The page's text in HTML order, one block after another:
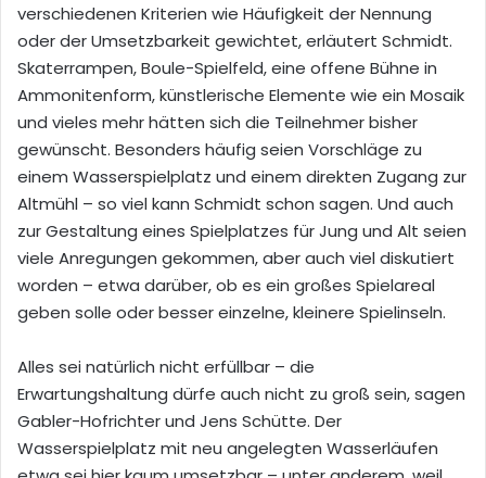
verschiedenen Kriterien wie Häufigkeit der Nennung
oder der Umsetzbarkeit gewichtet, erläutert Schmidt.
Skaterrampen, Boule-Spielfeld, eine offene Bühne in
Ammonitenform, künstlerische Elemente wie ein Mosaik
und vieles mehr hätten sich die Teilnehmer bisher
gewünscht. Besonders häufig seien Vorschläge zu
einem Wasserspielplatz und einem direkten Zugang zur
Altmühl – so viel kann Schmidt schon sagen. Und auch
zur Gestaltung eines Spielplatzes für Jung und Alt seien
viele Anregungen gekommen, aber auch viel diskutiert
worden – etwa darüber, ob es ein großes Spielareal
geben solle oder besser einzelne, kleinere Spielinseln.
Alles sei natürlich nicht erfüllbar – die
Erwartungshaltung dürfe auch nicht zu groß sein, sagen
Gabler-Hofrichter und Jens Schütte. Der
Wasserspielplatz mit neu angelegten Wasserläufen